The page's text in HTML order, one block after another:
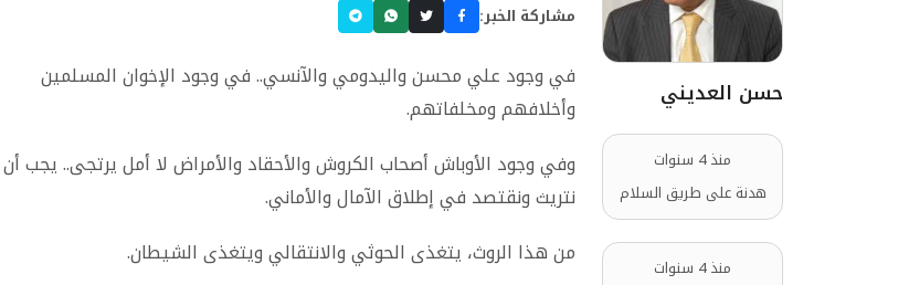
حسن العديني
منذ 4 سنوات
هدنة على طريق السلام
منذ 4 سنوات
مشاركة الخبر:
في وجود علي محسن واليدومي والآنسي.. في وجود الإخوان المسلمين
وأخلافهم ومخلفاتهم.
وفي وجود الأوباش أصحاب الكروش والأحقاد والأمراض لا أمل يرتجى.. يجب أن
نتريث ونقتصد في إطلاق الآمال والأماني.
من هذا الروث، يتغذى الحوثي والانتقالي ويتغذى الشيطان.